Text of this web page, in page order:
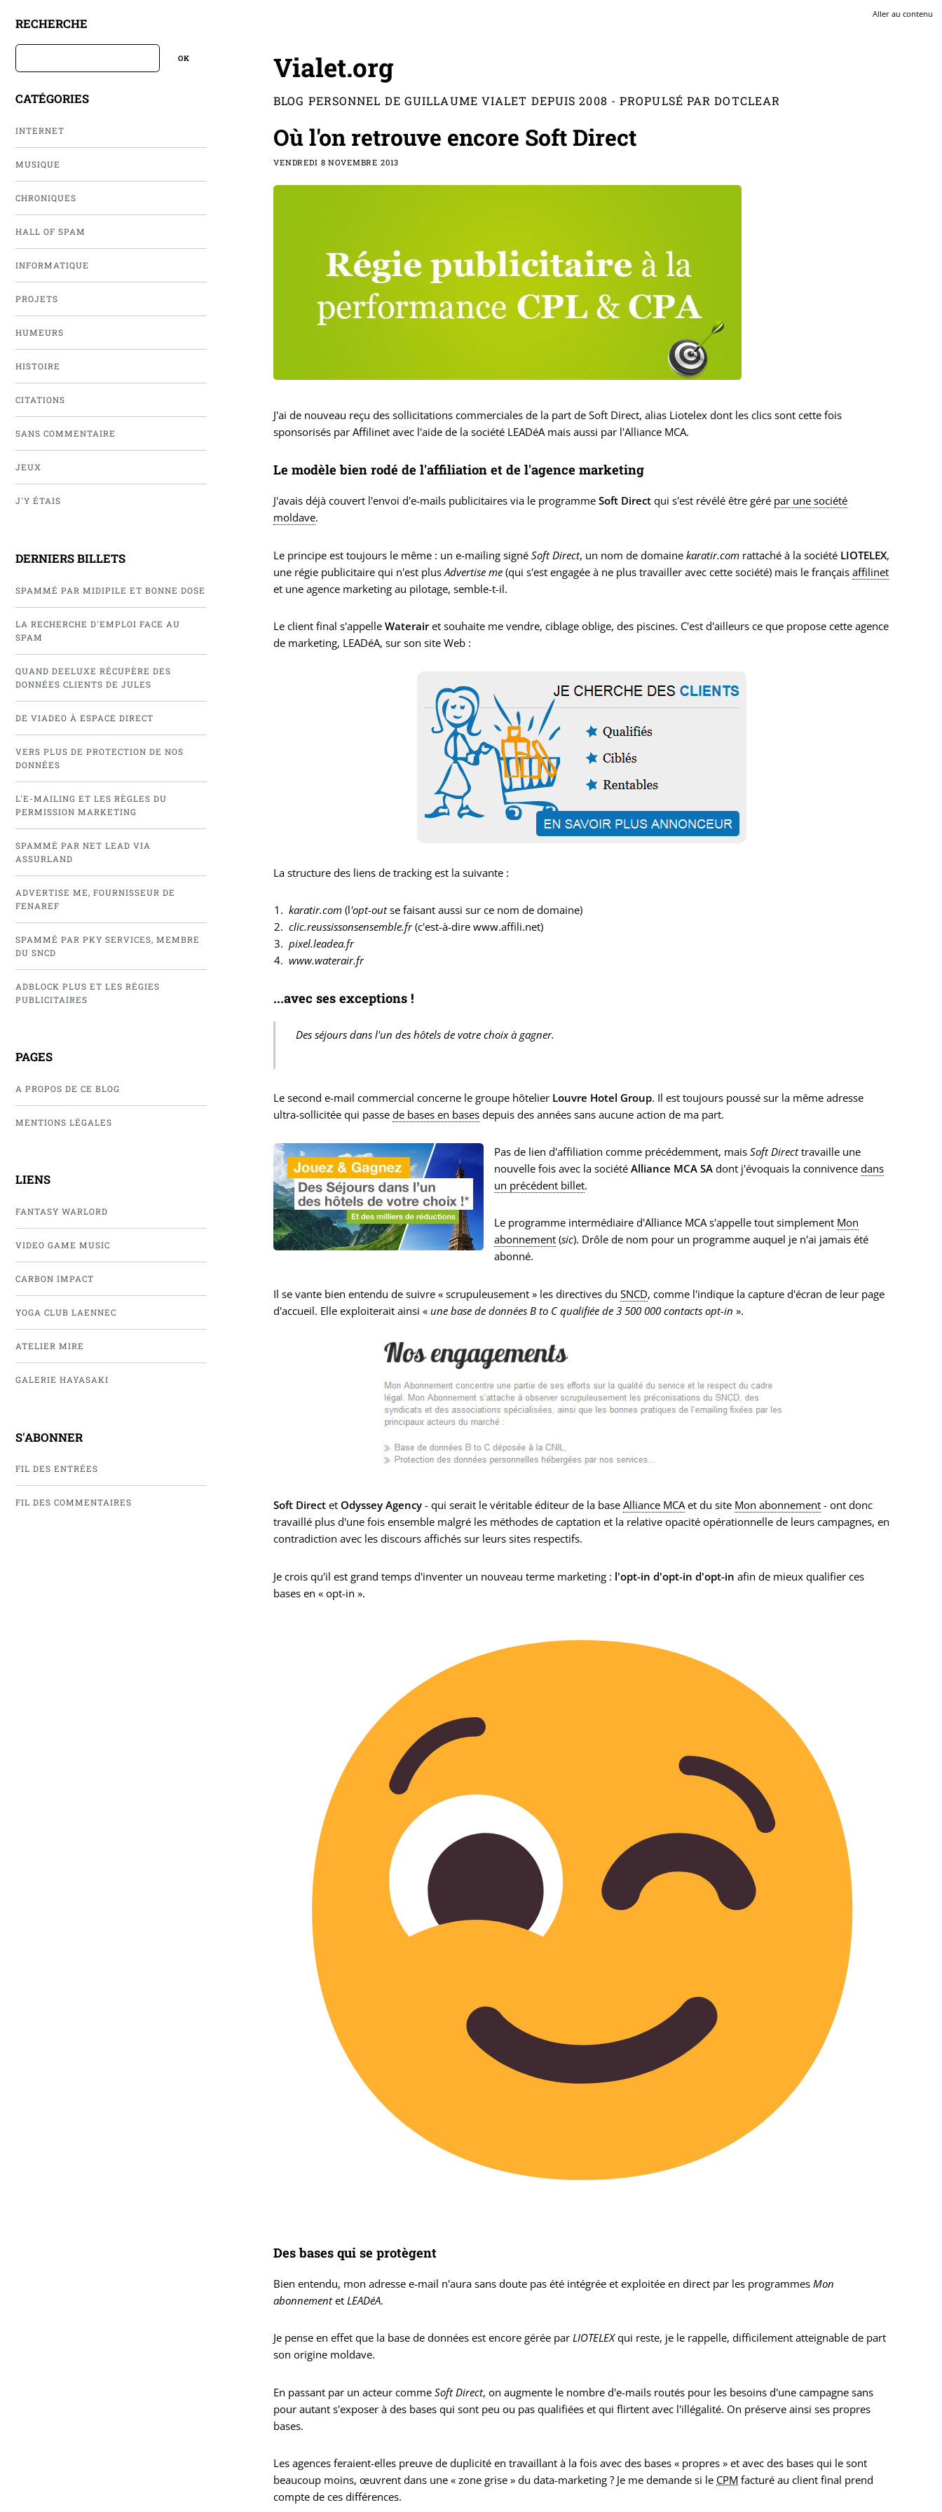
Aller au contenu
RECHERCHE
CATÉGORIES
INTERNET
MUSIQUE
CHRONIQUES
HALL OF SPAM
INFORMATIQUE
PROJETS
HUMEURS
HISTOIRE
CITATIONS
SANS COMMENTAIRE
JEUX
J'Y ÉTAIS
DERNIERS BILLETS
SPAMMÉ PAR MIDIPILE ET BONNE DOSE
LA RECHERCHE D'EMPLOI FACE AU
SPAM
QUAND DEELUXE RÉCUPÈRE DES
DONNÉES CLIENTS DE JULES
DE VIADEO À ESPACE DIRECT
VERS PLUS DE PROTECTION DE NOS
DONNÉES
L'E-MAILING ET LES RÈGLES DU
PERMISSION MARKETING
SPAMMÉ PAR NET LEAD VIA
ASSURLAND
ADVERTISE ME, FOURNISSEUR DE
FENAREF
SPAMMÉ PAR PKY SERVICES, MEMBRE
DU SNCD
ADBLOCK PLUS ET LES RÉGIES
PUBLICITAIRES
PAGES
A PROPOS DE CE BLOG
MENTIONS LÉGALES
LIENS
FANTASY WARLORD
VIDEO GAME MUSIC
CARBON IMPACT
YOGA CLUB LAENNEC
ATELIER MIRE
GALERIE HAYASAKI
S'ABONNER
FIL DES ENTRÉES
FIL DES COMMENTAIRES
Vialet.org
BLOG PERSONNEL DE GUILLAUME VIALET DEPUIS 2008 - PROPULSÉ PAR DOTCLEAR
Où l'on retrouve encore Soft Direct
VENDREDI 8 NOVEMBRE 2013
J'ai de nouveau reçu des sollicitations commerciales de la part de Soft Direct, alias Liotelex dont les clics sont cette fois
sponsorisés par Affilinet avec l'aide de la société LEADéA mais aussi par l'Alliance MCA.
Le modèle bien rodé de l'affiliation et de l'agence marketing
J'avais déjà couvert l'envoi d'e-mails publicitaires via le programmeSoft Direct qui s'est révélé être géré par une société
moldave.
Le principe est toujours le même : un e-mailing signéSoft Direct, un nom de domainekaratir.com rattaché à la société LIOTELEX,
une régie publicitaire qui n'est plusAdvertise me (qui s'est engagée à ne plus travailler avec cette société) mais le françaisaffilinet
et une agence marketing au pilotage, semble-t-il.
Le client final s'appelleWaterairet souhaite me vendre, ciblage oblige, des piscines. C'est d'ailleurs ce que propose cette agence
de marketing, LEADéA, sur son site Web :
La structure des liens de tracking est la suivante :
karatir.com (l'opt-outse faisant aussi sur ce nom de domaine)
clic.reussissonsensemble.fr(c'est-à-dire www.affili.net)
pixel.leadea.fr
www.waterair.fr
...avec ses exceptions !
Des séjours dans l'un des hôtels de votre choix à gagner.
Le second e-mail commercial concerne le groupe hôtelier Louvre Hotel Group. Il est toujours poussé sur la même adresse
ultra-sollicitée qui passede bases en bases depuis des années sans aucune action de ma part.
Pas de lien d'affiliation comme précédemment, mais Soft Directtravaille une
nouvelle fois avec la société Alliance MCA SAdont j'évoquais la connivence dans
un précédent billet.
Le programme intermédiaire d'Alliance MCA s'appelle tout simplement Mon
abonnement(sic). Drôle de nom pour un programme auquel je n'ai jamais été
abonné.
Il se vante bien entendu de suivre « scrupuleusement » les directives duSNCD, comme l'indique la capture d'écran de leur page
d'accueil. Elle exploiterait ainsi «une base de données B to C qualifiée de 3 500 000 contacts opt-in ».
Soft Direct et Odyssey Agency - qui serait le véritable éditeur de la baseAlliance MCAet du site Mon abonnement - ont donc
travaillé plus d'une fois ensemble malgré les méthodes de captation et la relative opacité opérationnelle de leurs campagnes, en
contradiction avec les discours affichés sur leurs sites respectifs.
Je crois qu'il est grand temps d'inventer un nouveau terme marketing : l'opt-in d'opt-in d'opt-in afin de mieux qualifier ces
bases en « opt-in ».
Des bases qui se protègent
Bien entendu, mon adresse e-mail n'aura sans doute pas été intégrée et exploitée en direct par les programmesMon
abonnementetLEADéA.
Je pense en effet que la base de données est encore gérée parLIOTELEXqui reste, je le rappelle, difficilement atteignable de part
son origine moldave.
En passant par un acteur commeSoft Direct, on augmente le nombre d'e-mails routés pour les besoins d'une campagne sans
pour autant s'exposer à des bases qui sont peu ou pas qualifiées et qui flirtent avec l'illégalité. On préserve ainsi ses propres
bases.
Les agences feraient-elles preuve de duplicité en travaillant à la fois avec des bases « propres » et avec des bases qui le sont
beaucoup moins, œuvrent dans une « zone grise » du data-marketing ? Je me demande si le CPM facturé au client final prend
compte de ces différences.